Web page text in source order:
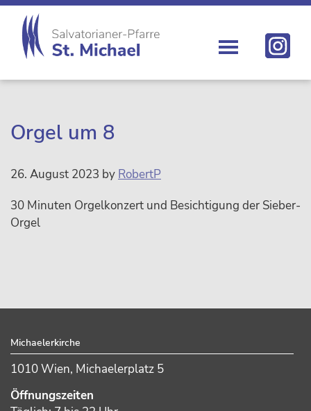
Zur
Hauptnavigation
springen
Skip
main
content
Zur
Hauptsidebar
springen
Zur
Fußzeile
springen
Michael
Michaelerkirche
Wiens
Orgel um 8
26. August 2023 by RobertP
30 Minuten Orgelkonzert und Besichtigung der Sieber-
Orgel
Michaelerkirche
1010 Wien, Michaelerplatz 5
Öffnungszeiten